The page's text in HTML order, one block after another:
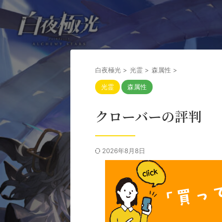
白夜極光 > 光霊 > 森属性 >
光霊 森属性
クローバーの評判
2026年8月8日